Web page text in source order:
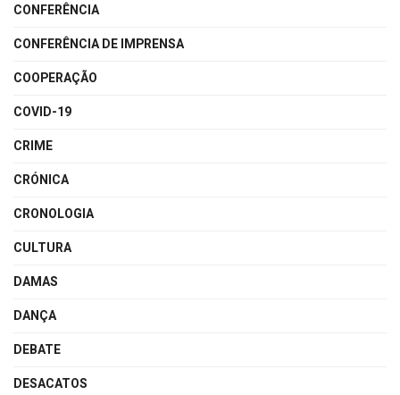
CONFERÊNCIA
CONFERÊNCIA DE IMPRENSA
COOPERAÇÃO
COVID-19
CRIME
CRÓNICA
CRONOLOGIA
CULTURA
DAMAS
DANÇA
DEBATE
DESACATOS